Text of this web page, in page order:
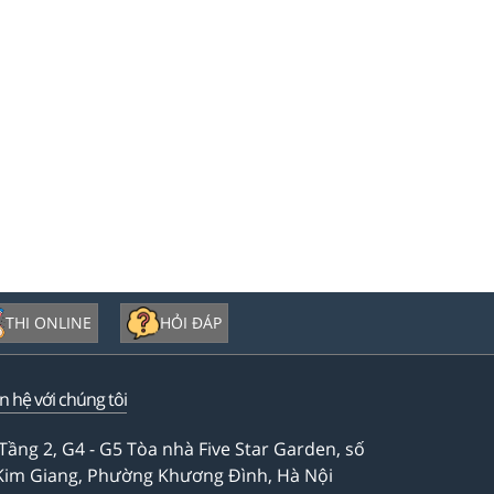
THI ONLINE HỎI ĐÁP
hệ với chúng tôi
2, G4 - G5 Tòa nhà Five Star Garden, số
Giang, Phường Khương Đình, Hà Nội